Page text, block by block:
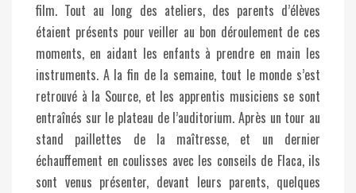
film. Tout au long des ateliers, des parents d’élèves
étaient présents pour veiller au bon déroulement de ces
moments, en aidant les enfants à prendre en main les
instruments. A la fin de la semaine, tout le monde s’est
retrouvé à la Source, et les apprentis musiciens se sont
entraînés sur le plateau de l’auditorium. Après un tour au
stand paillettes de la maîtresse, et un dernier
échauffement en coulisses avec les conseils de Flaca, ils
sont venus présenter, devant leurs parents, quelques